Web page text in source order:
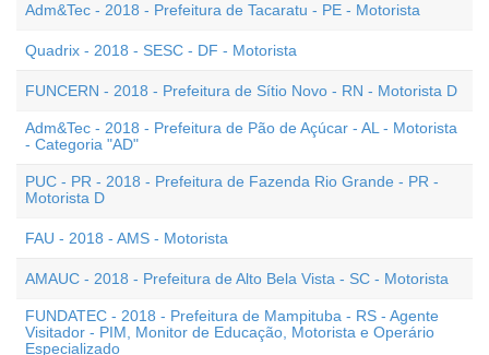
Adm&Tec - 2018 - Prefeitura de Tacaratu - PE - Motorista
Quadrix - 2018 - SESC - DF - Motorista
FUNCERN - 2018 - Prefeitura de Sítio Novo - RN - Motorista D
Adm&Tec - 2018 - Prefeitura de Pão de Açúcar - AL - Motorista
- Categoria "AD"
PUC - PR - 2018 - Prefeitura de Fazenda Rio Grande - PR -
Motorista D
FAU - 2018 - AMS - Motorista
AMAUC - 2018 - Prefeitura de Alto Bela Vista - SC - Motorista
FUNDATEC - 2018 - Prefeitura de Mampituba - RS - Agente
Visitador - PIM, Monitor de Educação, Motorista e Operário
Especializado